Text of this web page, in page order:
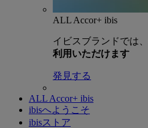
ALL Accor+ ibis
イビスブランドでは、
利用いただけます
発見する
ALL Accor+ ibis
ibisへようこそ
ibisストア